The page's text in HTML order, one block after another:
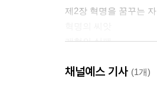
제2장 혁명을 꿈꾸는 자
개혁의 실패
어린 왕의 후견인
채널예스 기사 (1개)